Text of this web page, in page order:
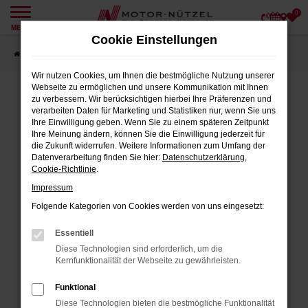
Zum
springen
MENÜ
0
FEHLER: NETWORK ERROR
Beim Laden ist ein Fehler aufgetreten.
Hier sind ein paar Tipps, die dir helfen können:
Überprüfe deine Firewall und deine
Internetverbindung.
Prüfe deine Browsererweiterungen.
können das Laden bestimmter Seiten
Cookie Einstellungen
Wir nutzen Cookies, um Ihnen die bestmögliche Nutzung unserer
Webseite zu ermöglichen und unsere Kommunikation mit Ihnen
zu verbessern. Wir berücksichtigen hierbei Ihre Präferenzen und
verarbeiten Daten für Marketing und Statistiken nur, wenn Sie uns
Ihre Einwilligung geben. Wenn Sie zu einem späteren Zeitpunkt
Ihre Meinung ändern, können Sie die Einwilligung jederzeit für
die Zukunft widerrufen. Weitere Informationen zum Umfang der
Datenverarbeitung finden Sie hier: Datenschutzerklärung,
Cookie-Richtlinie.
Impressum
Folgende Kategorien von Cookies werden von uns eingesetzt:
Essentiell
Diese Technologien sind erforderlich, um die
Kernfunktionalität der Webseite zu gewährleisten.
Funktional
Diese Technologien bieten die bestmögliche Funktionalität